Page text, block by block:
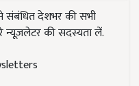
संबंधित देशभर की सभी
की सदस्यता लें.